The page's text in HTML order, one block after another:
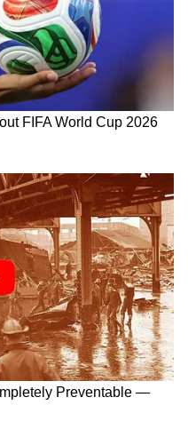
ক্লিক করুন
হৃদয়
আঁতকে
News |